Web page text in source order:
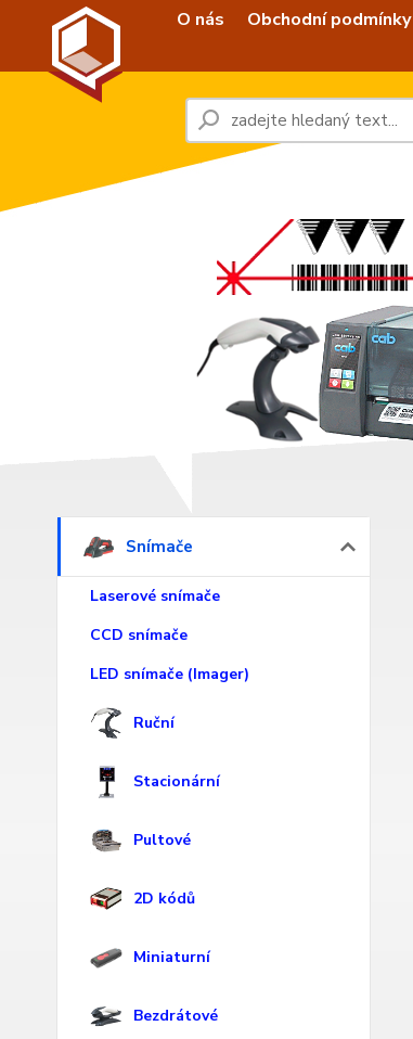
O nás Obchodní podmínky
Snímače
Laserové snímače
CCD snímače
LED snímače (Imager)
Ruční
Stacionární
Pultové
2D kódů
Miniaturní
Bezdrátové